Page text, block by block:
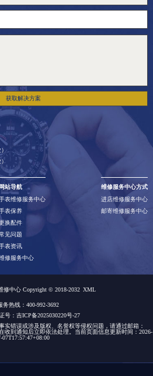
获取解决方案
站导航
表维修服务中心
表保养
换配件
见问题
表资讯
修服务中心
维修服务中心方式
进店维修服务中心
邮寄维修服务中心
修中心 Copyright © 2018-2032 XML
务热线：400-992-3692
号：吉ICP备2025030220号-27
实错误或涉及版权、名誉权等侵权问题，请通过邮箱：
收到通知后立即依法处理。当前页面信息更新时间：2026-
07T17:57:47+08:00